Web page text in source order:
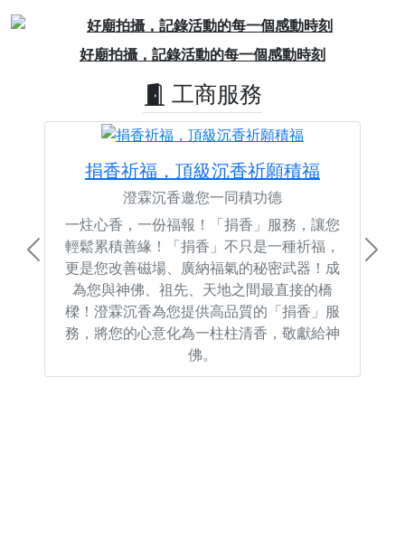
好廟拍攝，記錄活動的每一個感動時刻
Previous
工商服務
捐香祈福，頂級沉香祈願積福
澄霖沉香邀您一同積功德
一炷心香，一份福報！「捐香」服務，讓您
輕鬆累積善緣！「捐香」不只是一種祈福，
更是您改善磁場、廣納福氣的秘密武器！成
為您與神佛、祖先、天地之間最直接的橋
樑！澄霖沉香為您提供高品質的「捐香」服
務，將您的心意化為一柱柱清香，敬獻給神
佛。
Previous Next